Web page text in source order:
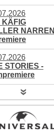
KÄFIG
NARREN
STORIES -